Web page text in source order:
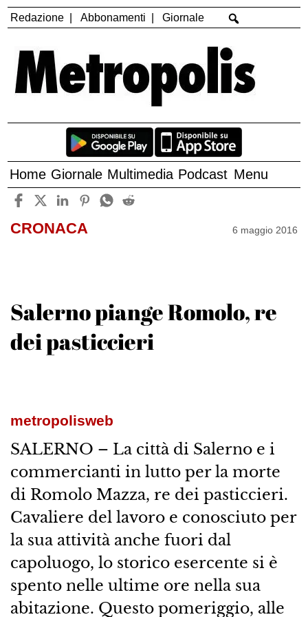
Redazione Abbonamenti Giornale
Home Giornale Multimedia Podcast Menu
CRONACA 6 maggio 2016
Salerno piange Romolo, re
dei pasticcieri
metropolisweb
SALERNO – La città di Salerno e i
commercianti in lutto per la morte
di Romolo Mazza, re dei pasticcieri.
Cavaliere del lavoro e conosciuto per
la sua attività anche fuori dal
capoluogo, lo storico esercente si è
spento nelle ultime ore nella sua
abitazione. Questo pomeriggio, alle